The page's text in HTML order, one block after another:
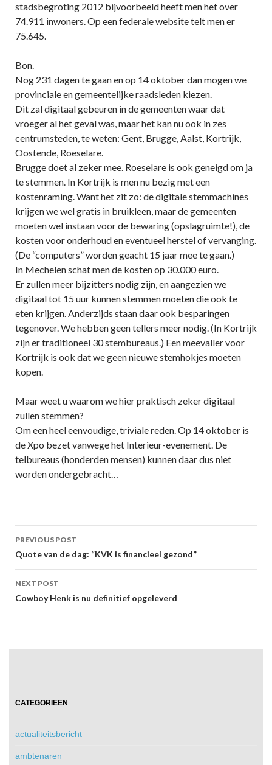
stadsbegroting 2012 bijvoorbeeld heeft men het over
74.911 inwoners. Op een federale website telt men er
75.645.
Bon.
Nog 231 dagen te gaan en op 14 oktober dan mogen we
provinciale en gemeentelijke raadsleden kiezen.
Dit zal digitaal gebeuren in de gemeenten waar dat
vroeger al het geval was, maar het kan nu ook in zes
centrumsteden, te weten: Gent, Brugge, Aalst, Kortrijk,
Oostende, Roeselare.
Brugge doet al zeker mee. Roeselare is ook geneigd om ja
te stemmen. In Kortrijk is men nu bezig met een
kostenraming. Want het zit zo: de digitale stemmachines
krijgen we wel gratis in bruikleen, maar de gemeenten
moeten wel instaan voor de bewaring (opslagruimte!), de
kosten voor onderhoud en eventueel herstel of vervanging.
(De “computers” worden geacht 15 jaar mee te gaan.)
In Mechelen schat men de kosten op 30.000 euro.
Er zullen meer bijzitters nodig zijn, en aangezien we
digitaal tot 15 uur kunnen stemmen moeten die ook te
eten krijgen. Anderzijds staan daar ook besparingen
tegenover. We hebben geen tellers meer nodig. (In Kortrijk
zijn er traditioneel 30 stembureaus.) Een meevaller voor
Kortrijk is ook dat we geen nieuwe stemhokjes moeten
kopen.
Maar weet u waarom we hier praktisch zeker digitaal
zullen stemmen?
Om een heel eenvoudige, triviale reden. Op 14 oktober is
de Xpo bezet vanwege het Interieur-evenement. De
telbureaus (honderden mensen) kunnen daar dus niet
worden ondergebracht…
Post
navigation
PREVIOUS POST
Quote van de dag: “KVK is financieel gezond”
NEXT POST
Cowboy Henk is nu definitief opgeleverd
CATEGORIEËN
actualiteitsbericht
ambtenaren